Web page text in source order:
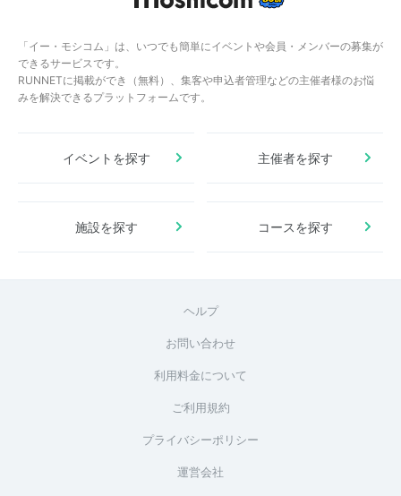
「イー・モシコム」は、いつでも簡単にイベントや会員・メンバーの募集が
できるサービスです。
RUNNETに掲載ができ（無料）、集客や申込者管理などの主催者様のお悩
みを解決できるプラットフォームです。
イベントを探す 主催者を探す
施設を探す コースを探す
ヘルプ
お問い合わせ
利用料金について
ご利用規約
プライバシーポリシー
運営会社